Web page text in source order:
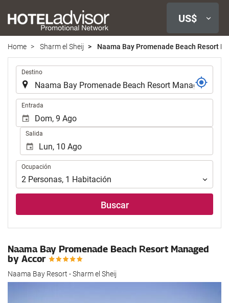
US$
Home Sharm el Sheij Naama Bay Promenade Beach Resort
Destino
Entrada
Salida
Ocupación
Ocupación
2 Personas, 1 Habitación
Buscar
Naama Bay Promenade Beach Resort Managed
by Accor
Naama Bay Resort - Sharm el Sheij